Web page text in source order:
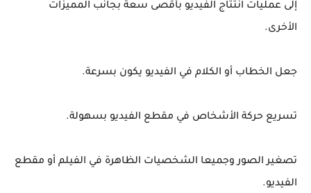
إلى عمليات انتتاج الفيديو بأقصى سعة بجانب المميزات
الأخرى.
جعل الخطاب أو الكلام في الفيديو يكون بسرعة.
تسريع حركة الأشخاص في مقطع الفيديو بسهولة.
تصغير الصور وجميعا الشخصيات الظاهرة في الفيلم أو مقطع
الفيديو.